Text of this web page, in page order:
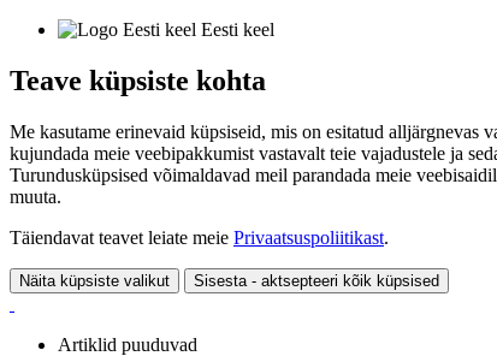
Eesti keel
Teave küpsiste kohta
Me kasutame erinevaid küpsiseid, mis on esitatud
kujundada meie veebipakkumist vastavalt teie vajadustele ja
Turundusküpsised võimaldavad meil parandada meie
muuta.
Täiendavat teavet leiate meie Privaatsuspoliitikast.
Näita küpsiste valikut Sisesta - aktsepteeri kõik küpsised
Artiklid puuduvad